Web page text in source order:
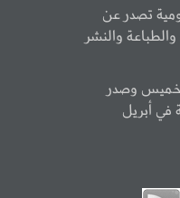
تصدر عن
والنشر
خميس وصدر
في أبريل